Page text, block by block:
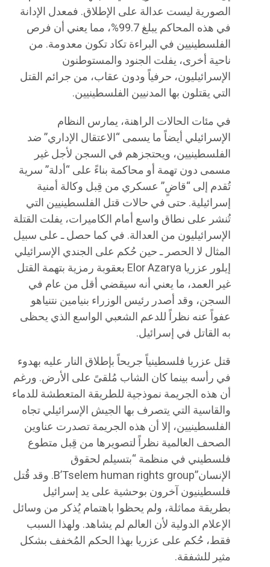
الصورية ليست عدالة على الإطلاق. فمعدل الإدانة
في هذه المحاكم يبلغ 99.7%، مما يعني أن فرص
الفلسطينيين في البراءة تكاد تكون معدومة. من
ناحية أخرى، يفلت الجنود والمستوطنون
الإسرائيليون، حرفياً ودون عقاب، من جرائم القتل
التي يقتلون بها المدنيين الفلسطينيين.
في مئات الحالات الراهنة، يمارس النظام
الإسرائيلي أيضاً ما يسمى “الاعتقال الإداري” ضد
الفلسطينيين، ويحتجزهم في السجن لأجل غير
مسمى دون تهمة أو محاكمة بناءً على “أدلة” سرية
تُقدم إلى “قاضٍ” عسكري من قِبل وكالة أمنية
إسرائيلية. حتى في حالات قتل الفلسطينيين التي
تُنشر على نطاق واسع أمام الكاميرات، يفلت القتلة
الإسرائيليون من العدالة. في كما حصل ـ على سبيل
المثال لا الحصر ـ حين حُكم على الجندي الإسرائيلي
إيلور عزريا Elor Azarya بعقوبة رمزية بتهمة القتل
غير العمد، ما يعني أنه سيقضي أقل من عام في
السجن، وقد أصدر رئيس الوزراء بنيامين نتنياهو
عفواً عنه نظراً للدعم الشعبي الواسع الذي يحظى
به القاتل في إسرائيل.
قتل عزريا فلسطينياً جريحاً بإطلاق النار عليه بهدوء
في رأسه بينما كان الشاب مُلقىً على الأرض. ورغم
أن هذه الجريمة نموذجية للطريقة المتعطشة للدماء
والقاسية التي يتصرف بها الجيش الإسرائيلي تجاه
الفلسطينيين، إلا أن هذه الجريمة تصدرت عناوين
الصحف العالمية نظراً لتصويرها من قِبل متطوع
فلسطيني في منظمة “بتسيلم لحقوق
الإنسان”B’Tselem human rights group. وقد قُتل
فلسطينيون آخرون بوحشية على يد إسرائيل
بطريقة مماثلة، ولم يحظوا باهتمام يُذكر من وسائل
الإعلام الدولية لأن العالم لم يشاهد. ولهذا السبب
فقط، حُكم على عزريا بهذا الحكم المُخفف بشكل
مثير للشفقة.